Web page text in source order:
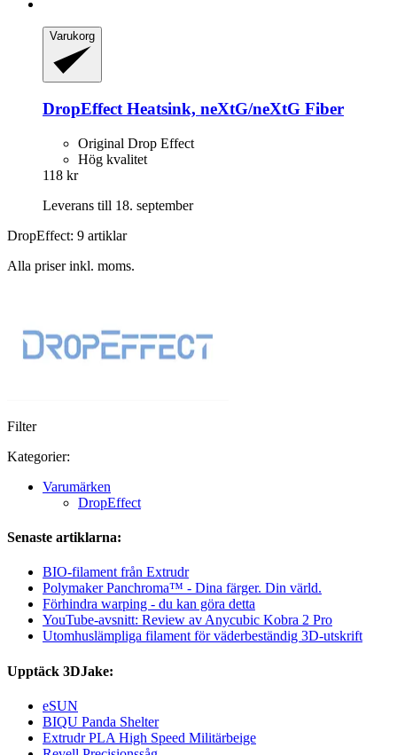
Varukorg
DropEffect Heatsink, neXtG/neXtG Fiber
Original Drop Effect
Hög kvalitet
118 kr
Leverans till 18. september
DropEffect: 9 artiklar
Alla priser inkl. moms.
Filter
Kategorier:
Varumärken
DropEffect
Senaste artiklarna:
BIO-filament från Extrudr
Polymaker Panchroma™ - Dina färger. Din värld.
Förhindra warping - du kan göra detta
YouTube-avsnitt: Review av Anycubic Kobra 2 Pro
Utomhuslämpliga filament för väderbeständig 3D-utskrift
Upptäck 3DJake:
eSUN
BIQU Panda Shelter
Extrudr PLA High Speed Militärbeige